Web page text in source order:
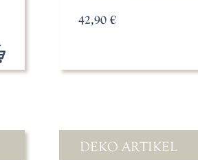
42,90 €
DEKO ARTIKEL